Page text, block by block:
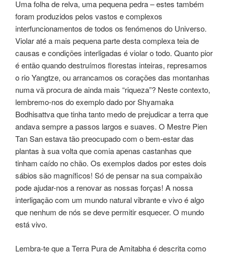
Uma folha de relva, uma pequena pedra – estes também
foram produzidos pelos vastos e complexos
interfuncionamentos de todos os fenómenos do Universo.
Violar até a mais pequena parte desta complexa teia de
causas e condições interligadas é violar o todo. Quanto pior
é então quando destruímos florestas inteiras, represamos
o rio Yangtze, ou arrancamos os corações das montanhas
numa vã procura de ainda mais “riqueza”? Neste contexto,
lembremo-nos do exemplo dado por Shyamaka
Bodhisattva que tinha tanto medo de prejudicar a terra que
andava sempre a passos largos e suaves. O Mestre Pien
Tan San estava tão preocupado com o bem-estar das
plantas à sua volta que comia apenas castanhas que
tinham caído no chão. Os exemplos dados por estes dois
sábios são magníficos! Só de pensar na sua compaixão
pode ajudar-nos a renovar as nossas forças! A nossa
interligação com um mundo natural vibrante e vivo é algo
que nenhum de nós se deve permitir esquecer. O mundo
está vivo.
Lembra-te que a Terra Pura de Amitabha é descrita como